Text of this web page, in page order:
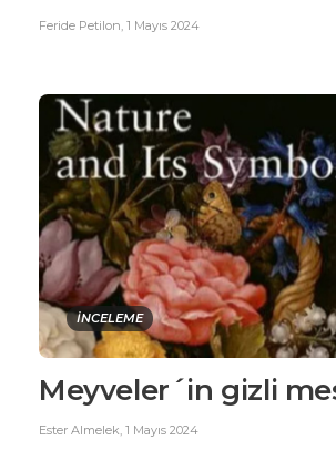
Feride Petilon, 1 Mayıs 2024
İNCELEME
Meyveler´in gizli
Ester Almelek, 1 Mayıs 2024